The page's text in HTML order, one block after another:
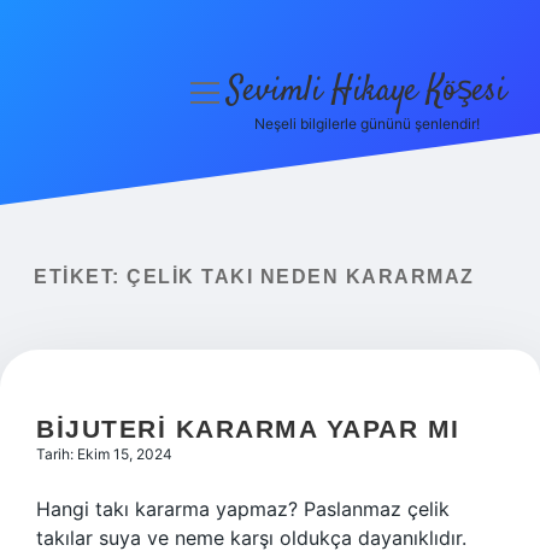
Yasal Uyarı
menüyüSevimli Hikaye Köşesi
Neşeli bilgilerle gününü şenlendir!
ETIKET: ÇELIK TAKI NEDEN KARARMAZ
BIJUTERI KARARMA YAPAR MI
Tarih: Ekim 15, 2024
Hangi takı kararma yapmaz? Paslanmaz çelik
takılar suya ve neme karşı oldukça dayanıklıdır.